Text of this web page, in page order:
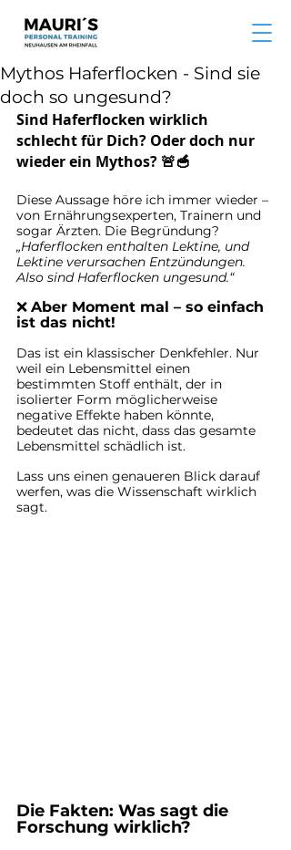
Mythos Haferflocken - Sind sie
doch so ungesund?
Sind Haferflocken wirklich
schlecht für Dich? Oder doch nur
wieder ein Mythos? 🚨🥣
Diese Aussage höre ich immer wieder –
von Ernährungsexperten, Trainern und
sogar Ärzten. Die Begründung?
„Haferflocken enthalten Lektine, und
Lektine verursachen Entzündungen.
Also sind Haferflocken ungesund.“
❌ Aber Moment mal – so einfach
ist das nicht!
Das ist ein klassischer Denkfehler. Nur
weil ein Lebensmittel einen
bestimmten Stoff enthält, der in
isolierter Form möglicherweise
negative Effekte haben könnte,
bedeutet das nicht, dass das gesamte
Lebensmittel schädlich ist.
Lass uns einen genaueren Blick darauf
werfen, was die Wissenschaft wirklich
sagt.
Die Fakten: Was sagt die
Forschung wirklich?